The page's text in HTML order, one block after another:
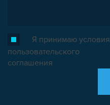
Я принимаю условия
пользовательского
соглашения